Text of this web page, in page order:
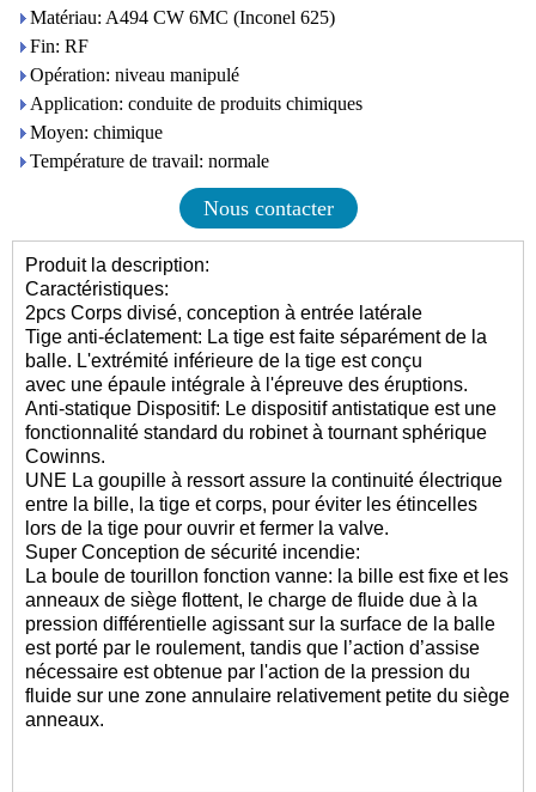
Matériau: A494 CW 6MC (Inconel 625)
Fin: RF
Opération: niveau manipulé
Application: conduite de produits chimiques
Moyen: chimique
Température de travail: normale
Nous contacter
Produit la description:
Caractéristiques:
2pcs Corps divisé, conception à entrée latérale
Tige anti-éclatement: La tige est faite séparément de la
balle. L'extrémité inférieure de la tige est conçu
avec une épaule intégrale à l'épreuve des éruptions.
Anti-statique Dispositif: Le dispositif antistatique est une
fonctionnalité standard du robinet à tournant sphérique
Cowinns.
UNE La goupille à ressort assure la continuité électrique
entre la bille, la tige et corps, pour éviter les étincelles
lors de la tige pour ouvrir et fermer la valve.
Super Conception de sécurité incendie:
La boule de tourillon fonction vanne: la bille est fixe et les
anneaux de siège flottent, le charge de fluide due à la
pression différentielle agissant sur la surface de la balle
est porté par le roulement, tandis que l’action d’assise
nécessaire est obtenue par l'action de la pression du
fluide sur une zone annulaire relativement petite du siège
anneaux.